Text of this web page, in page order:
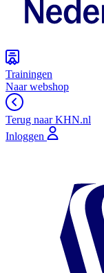
Trainingen
Naar webshop
Terug naar KHN.nl
Inloggen